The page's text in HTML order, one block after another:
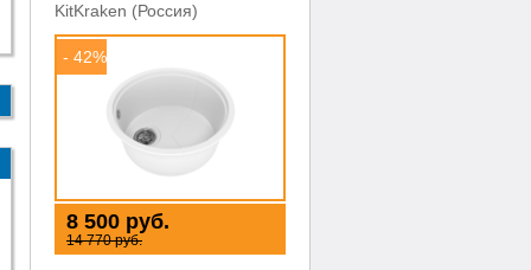
KitKraken (Россия)
- 42%
8 500 руб.
14 770 руб.